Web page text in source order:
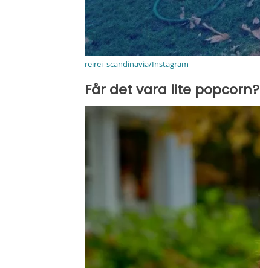
reirei_scandinavia/Instagram
Får det vara lite popcorn?